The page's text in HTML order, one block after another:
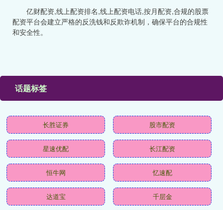
亿财配资,线上配资排名,线上配资电话,按月配资,合规的股票
配资平台会建立严格的反洗钱和反欺诈机制，确保平台的合规性
和安全性。
话题标签
长胜证券 股市配资
星速优配 长江配资
恒牛网 忆速配
达道宝 千层金